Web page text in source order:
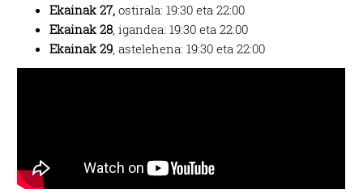
Ekainak 27, ostirala: 19:30 eta 22:00
Ekainak 28, igandea: 19:30 eta 22:00
Ekainak 29 , astelehena: 19:30 eta 22:00